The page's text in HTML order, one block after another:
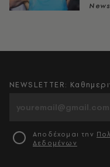
NEWSLETTER:
Αποδέχομαι την
Δεδομένων